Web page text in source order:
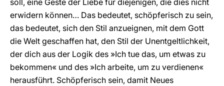
soll, eine Geste der Liebe für diejenigen, die dies nicht
erwidern können… Das bedeutet, schöpferisch zu sein,
das bedeutet, sich den Stil anzueignen, mit dem Gott
die Welt geschaffen hat, den Stil der Unentgeltlichkeit,
der dich aus der Logik des »Ich tue das, um etwas zu
bekommen« und des »Ich arbeite, um zu verdienen«
herausführt. Schöpferisch sein, damit Neues